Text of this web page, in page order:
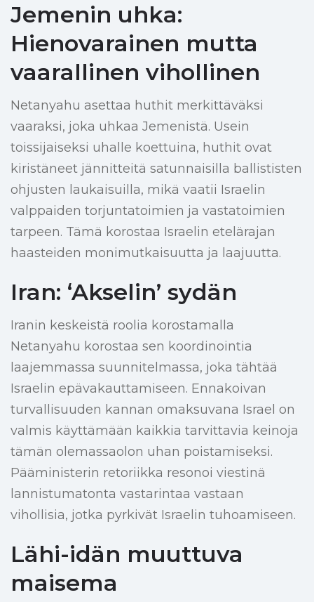
Jemenin uhka:
Hienovarainen mutta
vaarallinen vihollinen
Netanyahu asettaa huthit merkittäväksi
vaaraksi, joka uhkaa Jemenistä. Usein
toissijaiseksi uhalle koettuina, huthit ovat
kiristäneet jännitteitä satunnaisilla ballististen
ohjusten laukaisuilla, mikä vaatii Israelin
valppaiden torjuntatoimien ja vastatoimien
tarpeen. Tämä korostaa Israelin etelärajan
haasteiden monimutkaisuutta ja laajuutta.
Iran: ‘Akselin’ sydän
Iranin keskeistä roolia korostamalla
Netanyahu korostaa sen koordinointia
laajemmassa suunnitelmassa, joka tähtää
Israelin epävakauttamiseen. Ennakoivan
turvallisuuden kannan omaksuvana Israel on
valmis käyttämään kaikkia tarvittavia keinoja
tämän olemassaolon uhan poistamiseksi.
Pääministerin retoriikka resonoi viestinä
lannistumatonta vastarintaa vastaan
vihollisia, jotka pyrkivät Israelin tuhoamiseen.
Lähi-idän muuttuva
maisema